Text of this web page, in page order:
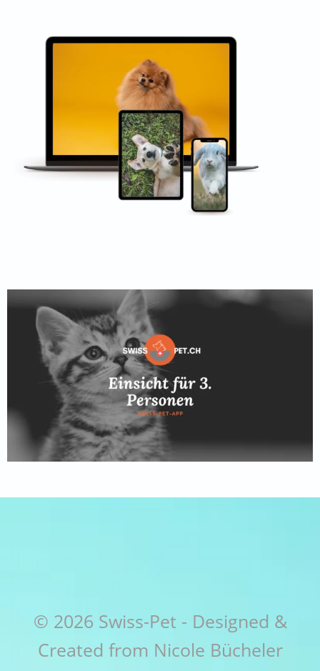
© 2026 Swiss-Pet - Designed &
Created from Nicole Bücheler